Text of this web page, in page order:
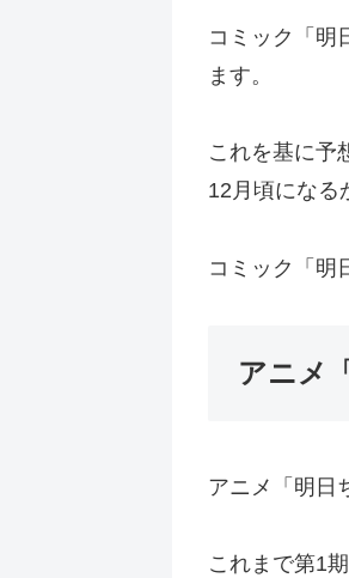
コミック「明
ます。
これを基に予
12月頃になる
コミック「明
アニメ
アニメ「明日
これまで第1